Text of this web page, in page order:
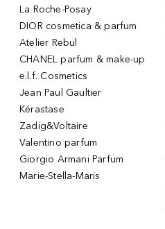
La Roche-Posay
DIOR cosmetica & parfum
Atelier Rebul
CHANEL parfum & make-up
e.l.f. Cosmetics
Jean Paul Gaultier
Kérastase
Zadig&Voltaire
Valentino parfum
Giorgio Armani Parfum
Marie-Stella-Maris